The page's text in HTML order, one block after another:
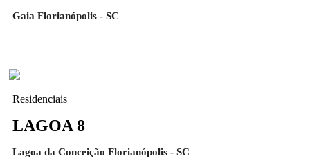
Gaia Florianópolis - SC
Residenciais
LAGOA 8
Lagoa da Conceição Florianópolis - SC